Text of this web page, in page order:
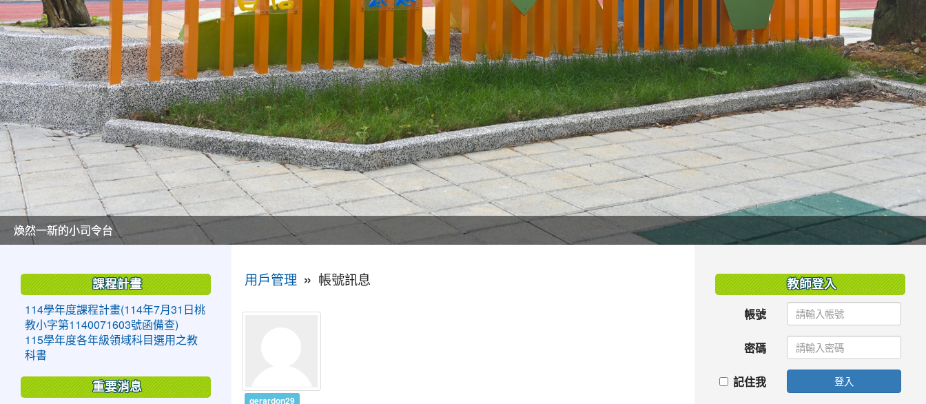
美麗的操場是我們活力的來源
美麗的操場是我們活力的來源
煥然一新的小司令台
煥然一新的小司令台
富含桃園埤塘田園風光意象的中廊
富含桃園埤塘田園風光意象的中廊
嶄新的中庭廣場
嶄新的中庭廣場
水生池生生不息
水生池生生不息
用戶管理 » 帳號訊息
gerardon29
課程計畫
114學年度課程計畫(114年7月31日桃
教小字第1140071603號函備查)
115學年度各年級領域科目選用之教
科書
重要消息
教師登入
帳號
密碼
記住我 登入